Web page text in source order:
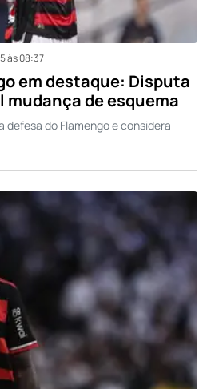
às 08:37
em destaque: Disputa
mudança de esquema
defesa do Flamengo e considera